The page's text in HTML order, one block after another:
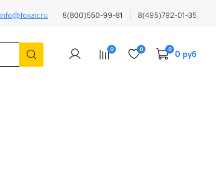
info@foxair.ru 8(800)550-99-81 8(495)792-01-35
0 0 0 0 руб